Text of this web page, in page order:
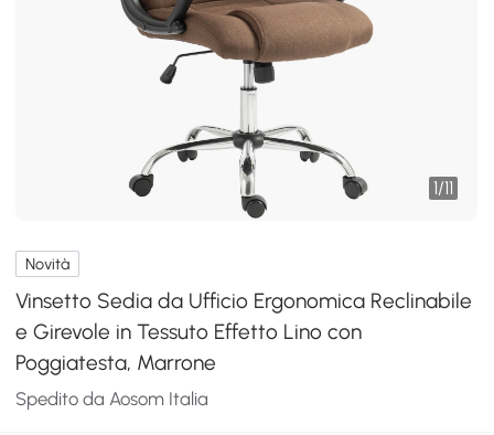
1/11
Novità
Vinsetto Sedia da Ufficio Ergonomica Reclinabile
e Girevole in Tessuto Effetto Lino con
Poggiatesta, Marrone
Spedito da Aosom Italia